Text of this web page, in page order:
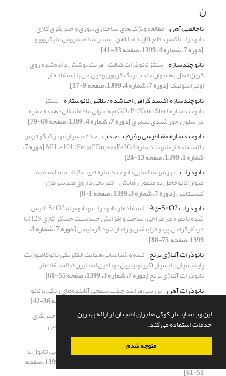
این وب سایت از کوکی ها برای اطمینان از ارائه بهترین
خدمات استفاده می کند.
متوجه شدم
ن
ناخالصی آهن مطالعه ویژگی‌های ساختاری، نوری و حس‌گری گازی
نانوذرات اکسیدقلع آلاییده با آهن، سنتز شده به روش مایکروویو
[دوره 7، شماره 4، 1399، صفحه 33-41]
نانو چندسازه سنتز نانوذرات کبالت- فریت پوشش داده‌شده روی
کربن فعال به‌عنوان جاذب رنگ کریوزیودین جی با استفاده از
اولتراسونیک[دوره 7، شماره 4، 1399، صفحه 9-17]
نانوچندسازه اکسید گرافن احیاشده/ پلاتین نانوستاره سنتز
نانوچندسازه rGO/Pt(Nano Star) به‌عنوان ماده انتقال‌دهنده حفره
در سلول خورشیدی پلیمری[دوره 7، شماره 4، 1399، صفحه 69-79]
نانوچندسازه مغناطیسی و ظرفیت جذب حذف بسیار موثر کنگو قرمز
با استفاده از نانوچندسازه MIL-101 (Fe) @PDopa@Fe3O4 [دوره 7،
شماره 1، 1399، صفحه 13-24]
نانوذرات تهیه و شناسایی نانو چندسازه فریت کبالت نشاسته به
عنوان نانوحامل به منظور رهایش - تدریجی داروی ضدسرطان
کپسیتابین[دوره 7، شماره 3، 1399، صفحه 1-8]
نانو ذرات Ag-SnO2
استفاده از نانوذرات و نانومیله SnO2 آلایش
شده با نقره در طراحی، ساخت و افزایش حساسیت حسگر گازی H2S با
درنظرگرفتن پرتو فرابنفش و رفتار خود گرمایشی [دوره 7، شماره 3،
1399، صفحه 75-88]
نانوذرات آلیاژی برنج تهیه و شناسایی هدایت الکتریکی نانوکامپوزیت
پایه بسپاری (بسپار آکریلونیتریل بوتادین استایرن) با استفاده از
نانوذرات آلیاژی برنج[دوره 7، شماره 3، 1399، صفحه 55-60]
نانوذرات آهن بررسی فرایند جذب سطحی آلاینده‌های رنگی با نانو
نانوذرات اکسیدقلع مطالعه ویژگی‌های ساختاری، نوری و حس‌گری
گازی نانوذرات اکسیدقلع آلاییده با آهن، سنتز شده به روش
مایکروویو[دوره 7، شماره 4، 1399، صفحه 33-41]
نانوذرات طا ساخت زیست حسگر الکتروشیمیایی شناسایی اتانول با
[دوره 7، شماره 1، 1399، صفحه
51-61]